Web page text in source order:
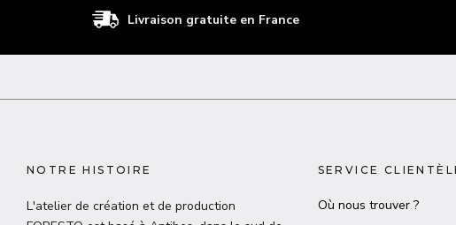
Livraison gratuite en France
NOTRE HISTOIRE
L'atelier de création et de production
SERVICE
Où nous trouver ?